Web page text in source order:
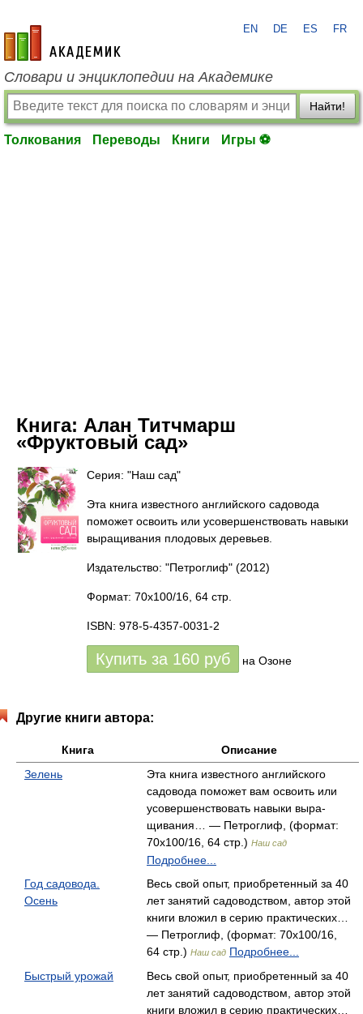
academic.ru
EN DE ES FR
Словари и энциклопедии на Академике
Найти!
Толкования Переводы Книги Игры ⚽
Книга: Алан Титчмарш
«Фруктовый сад»
Серия: "Наш сад"
Эта книга известного английского садовода
поможет освоить или усовершенствовать навыки
выращивания плодовых деревьев.
Издательство: "Петроглиф" (2012)
Формат: 70x100/16, 64 стр.
ISBN: 978-5-4357-0031-2
Купить за 160 руб на Озоне
Другие книги автора:
Книга
Описание
Зелень
Эта книга известного английского
садовода поможет вам освоить или
усовершенствовать навыки выра­
щивания… — Петроглиф, (формат:
70x100/16, 64 стр.) Наш сад
Подробнее...
Год садовода.
Осень
Весь свой опыт, приобретенный за 40
лет занятий садоводством, автор этой
книги вложил в серию практических…
— Петроглиф, (формат: 70x100/16,
64 стр.) Наш сад Подробнее...
Быстрый урожай
Весь свой опыт, приобретенный за 40
лет занятий садоводством, автор этой
книги вложил в серию практических…